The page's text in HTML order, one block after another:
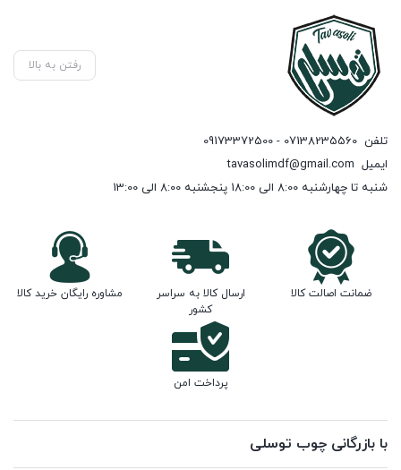
رفتن به بالا
تلفن 07138235560 - 09173372500
ایمیل tavasolimdf@gmail.com
شنبه تا چهارشنبه 8:00 الی 18:00 پنجشنبه 8:00 الی 13:00
ضمانت اصالت کالا
ارسال کالا به سراسر
کشور
مشاوره رایگان خرید کالا
پرداخت امن
با بازرگانی چوب توسلی